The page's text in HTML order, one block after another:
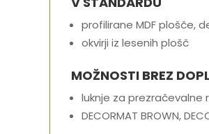
profilirane MDF plošče,
okvirji iz lesenih plošč
MOŽNOSTI BREZ
luknje za prezračevalne
DECORMAT BROWN,